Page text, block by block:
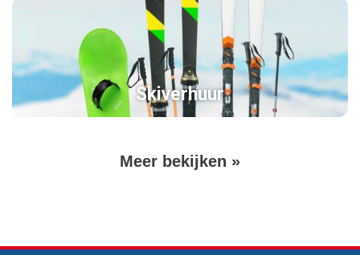
Skiverhuur
Volgende
Meer bekijken »